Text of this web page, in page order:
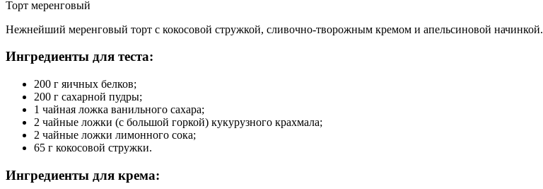
Торт меренговый
Нежнейший меренговый торт с кокосовой стружкой, сливочно-творожным кремом и апельсиновой начинкой.
Ингредиенты для теста:
200 г яичных белков;
200 г сахарной пудры;
1 чайная ложка ванильного сахара;
2 чайные ложки (с большой горкой) кукурузного крахмала;
2 чайные ложки лимонного сока;
65 г кокосовой стружки.
Ингредиенты для крема: